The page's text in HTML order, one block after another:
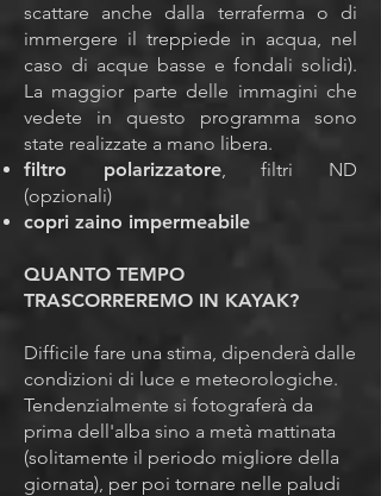
scattare anche dalla terraferma o di
immergere il treppiede in acqua, nel
caso di acque basse e fondali solidi).
La maggior parte delle immagini che
vedete in questo programma sono
state realizzate a mano libera.
filtro polarizzatore, filtri ND
(opzionali)
copri zaino impermeabile
QUANTO TEMPO
TRASCORREREMO IN KAYAK?
Difficile fare una stima, dipenderà dalle
condizioni di luce e meteorologiche.
Tendenzialmente si fotograferà da
prima dell'alba sino a metà mattinata
(solitamente il periodo migliore della
giornata), per poi tornare nelle paludi